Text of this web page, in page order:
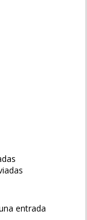
entrada